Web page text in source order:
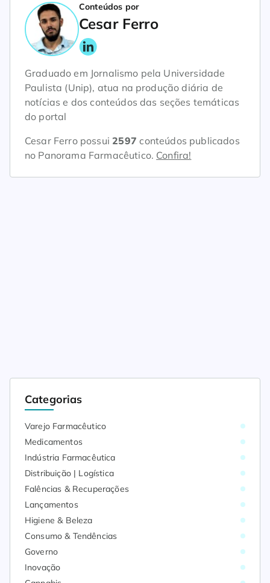
Conteúdos por
Cesar Ferro
Graduado em Jornalismo pela Universidade
Paulista (Unip), atua na produção diária de
notícias e dos conteúdos das seções temáticas
do portal
Cesar Ferro possui 2597 conteúdos publicados
no Panorama Farmacêutico. Confira!
Categorias
Varejo Farmacêutico
Medicamentos
Indústria Farmacêutica
Distribuição | Logística
Falências & Recuperações
Lançamentos
Higiene & Beleza
Consumo & Tendências
Governo
Inovação